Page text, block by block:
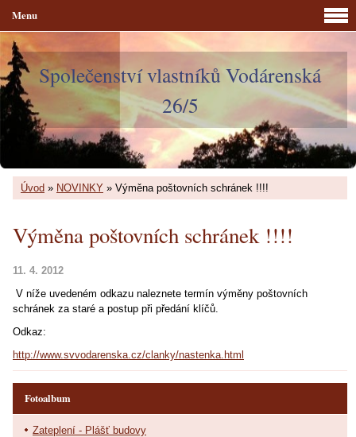
Společenství vlastníků Vodárenská
26/5
Úvod » NOVINKY » Výměna poštovních schránek !!!!
Výměna poštovních schránek !!!!
11. 4. 2012
V níže uvedeném odkazu naleznete termín výměny poštovních
schránek za staré a postup při předání klíčů.
Odkaz:
http://www.svvodarenska.cz/clanky/nastenka.html
Menu
Fotoalbum
Zateplení - Plášť budovy